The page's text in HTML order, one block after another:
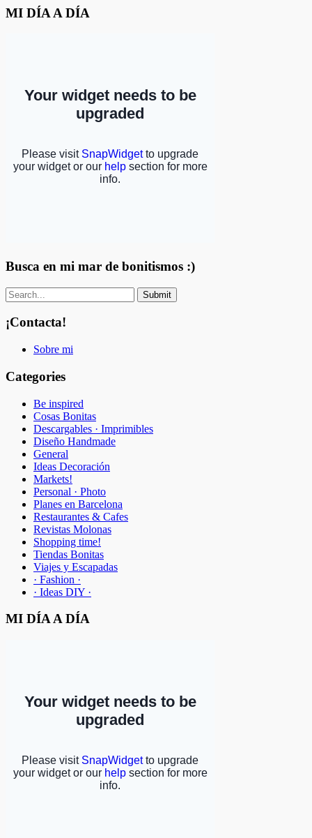
MI DÍA A DÍA
Busca en mi mar de bonitismos :)
¡Contacta!
Sobre mi
Categories
Be inspired
Cosas Bonitas
Descargables · Imprimibles
Diseño Handmade
General
Ideas Decoración
Markets!
Personal · Photo
Planes en Barcelona
Restaurantes & Cafes
Revistas Molonas
Shopping time!
Tiendas Bonitas
Viajes y Escapadas
· Fashion ·
· Ideas DIY ·
MI DÍA A DÍA